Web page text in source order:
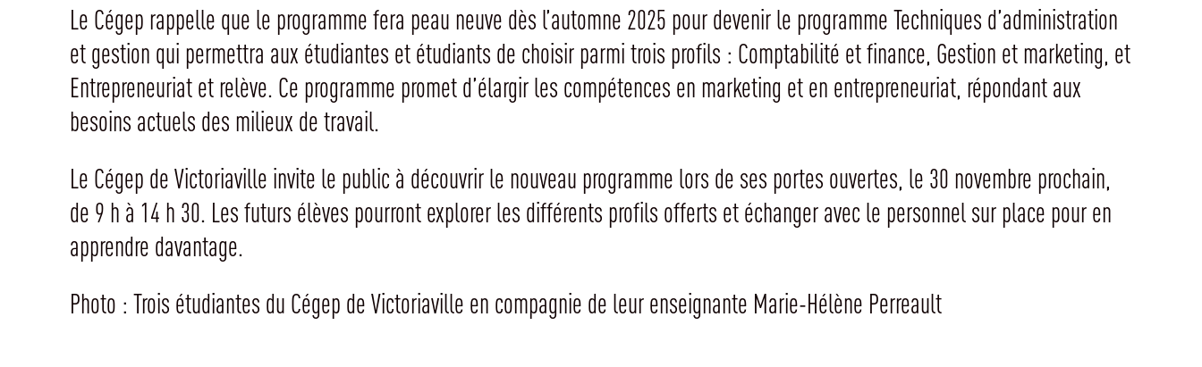
Le Cégep rappelle que le programme fera peau neuve dès l’automne 2025 pour devenir le programme Techniques d’administration
et gestion qui permettra aux étudiantes et étudiants de choisir parmi trois profils : Comptabilité et finance, Gestion et marketing, et
Entrepreneuriat et relève. Ce programme promet d’élargir les compétences en marketing et en entrepreneuriat, répondant aux
besoins actuels des milieux de travail.
Le Cégep de Victoriaville invite le public à découvrir le nouveau programme lors de ses portes ouvertes, le 30 novembre prochain,
de 9 h à 14 h 30. Les futurs élèves pourront explorer les différents profils offerts et échanger avec le personnel sur place pour en
apprendre davantage.
Photo : Trois étudiantes du Cégep de Victoriaville en compagnie de leur enseignante Marie-Hélène Perreault